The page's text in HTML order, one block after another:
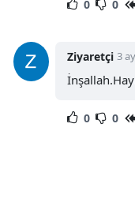
0 0
Ziyaretçi 3
0 0